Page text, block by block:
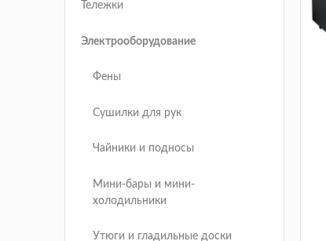
Тележки
Электрооборудование
Фены
Сушилки для рук
Чайники и подносы
Мини-бары и мини-
холодильники
Утюги и гладильные доски